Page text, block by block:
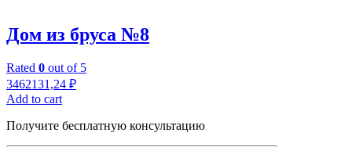
Дом из бруса №8
Rated 0 out of 5
3462131,24 ₽
Add to cart
Получите бесплатную консультацию